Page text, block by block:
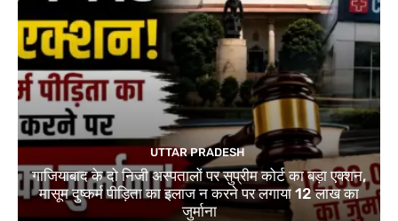
UTTAR PRADESH
गाजियाबाद के दो निजी अस्पतालों पर सुप्रीम कोर्ट का बड़ा एक्शन,
मासूम दुष्कर्म पीड़िता का इलाज न करने पर लगाया 12 लाख का
जुर्माना